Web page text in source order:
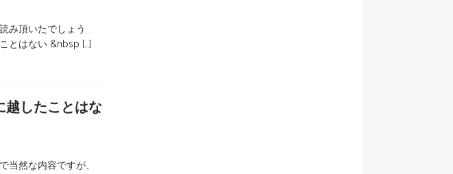
み頂いたでしょう
とはない &nbsp […]
越したことはな
当然な内容ですが、